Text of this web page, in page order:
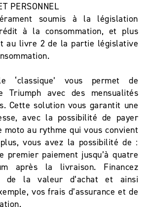
PERSONNEL
soumis à la législation
à la consommation, et plus
au livre 2 de la partie législative
‘classique’ vous permet de
Triumph avec des mensualités
Cette solution vous garantit une
avec la possibilité de payer
au rythme qui vous convient
vous avez la possibilité de :
premier paiement jusqu’à quatre
après la livraison. Financez
de la valeur d’achat et ainsi
vos frais d’assurance et de